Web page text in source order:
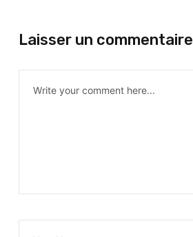
Laisser un commentaire